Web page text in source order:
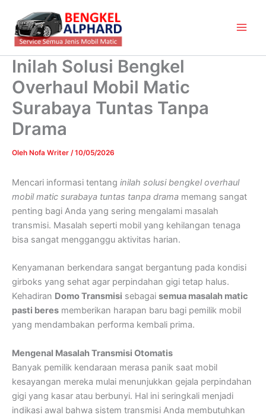
konten
Inilah Solusi Bengkel
Overhaul Mobil Matic
Surabaya Tuntas Tanpa
Drama
Oleh Nofa Writer /10/05/2026
Mencari informasi tentang inilah solusi bengkel overhaul
mobil matic surabaya tuntas tanpa drama memang sangat
penting bagi Anda yang sering mengalami masalah
transmisi. Masalah seperti mobil yang kehilangan tenaga
bisa sangat mengganggu aktivitas harian.
Kenyamanan berkendara sangat bergantung pada kondisi
girboks yang sehat agar perpindahan gigi tetap halus.
Kehadiran Domo Transmisi sebagai semua masalah matic
pasti beres memberikan harapan baru bagi pemilik mobil
yang mendambakan performa kembali prima.
Mengenal Masalah Transmisi Otomatis
Banyak pemilik kendaraan merasa panik saat mobil
kesayangan mereka mulai menunjukkan gejala perpindahan
gigi yang kasar atau berbunyi. Hal ini seringkali menjadi
indikasi awal bahwa sistem transmisi Anda membutuhkan